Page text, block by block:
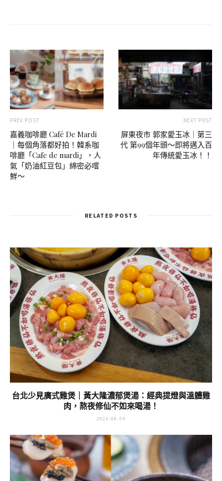
PREV POST
嘉義咖啡廳 Café De Mardi
｜每個角落都好拍！韓系咖
啡廳「Cafe de mardi」，人
氣「奶油紅豆包」綿密必嚐
鮮～
NEXT POST
屏東夜市 郭家愛玉冰｜第三
代 第99個年頭～即將邁入百
年傳統愛玉冰！！
RELATED POSTS
台北少見廣式雞煲｜黃大隆濃郁煲湯：經典提燈與溫體雞
肉，熬夜修仙不如來喝湯！
2026-08-04